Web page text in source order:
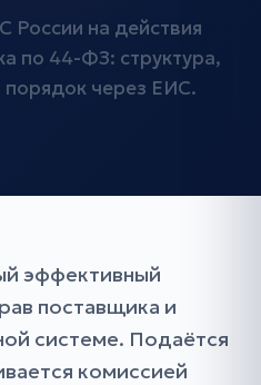
на действия
по 44-ФЗ: структура,
порядок через ЕИС.
эффективный
поставщика и
системе. Подаётся
комиссией